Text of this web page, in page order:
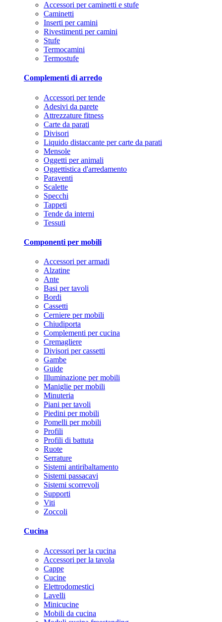
Accessori per caminetti e stufe
Caminetti
Inserti per camini
Rivestimenti per camini
Stufe
Termocamini
Termostufe
Complementi di arredo
Accessori per tende
Adesivi da parete
Attrezzature fitness
Carte da parati
Divisori
Liquido distaccante per carte da parati
Mensole
Oggetti per animali
Oggettistica d'arredamento
Paraventi
Scalette
Specchi
Tappeti
Tende da interni
Tessuti
Componenti per mobili
Accessori per armadi
Alzatine
Ante
Basi per tavoli
Bordi
Cassetti
Cerniere per mobili
Chiudiporta
Complementi per cucina
Cremagliere
Divisori per cassetti
Gambe
Guide
Illuminazione per mobili
Maniglie per mobili
Minuteria
Piani per tavoli
Piedini per mobili
Pomelli per mobili
Profili
Profili di battuta
Ruote
Serrature
Sistemi antiribaltamento
Sistemi passacavi
Sistemi scorrevoli
Supporti
Viti
Zoccoli
Cucina
Accessori per la cucina
Accessori per la tavola
Cappe
Cucine
Elettrodomestici
Lavelli
Minicucine
Mobili da cucina